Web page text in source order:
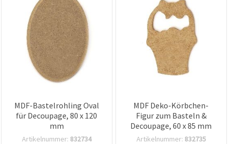
MDF-Bastelrohling Oval
für Decoupage, 80 x 120
mm
Artikelnummer: 832734
MDF Deko-Körbchen-
Figur zum Basteln &
Decoupage, 60 x 85 mm
Artikelnummer: 832735